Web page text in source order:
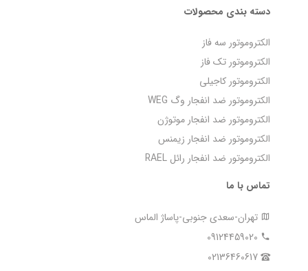
دسته بندی محصولات
الکتروموتور سه فاز
الکتروموتور تک فاز
الکتروموتور کاجیلی
الکتروموتور ضد انفجار وگ WEG
الکتروموتور ضد انفجار موتوژن
الکتروموتور ضد انفجار زیمنس
الکتروموتور ضد انفجار رائل RAEL
تماس با ما
تهران-سعدی جنوبی-پاساژ الماس